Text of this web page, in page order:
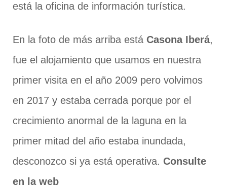
está la oficina de información turística.
En la foto de más arriba está Casona Iberá,
fue el alojamiento que usamos en nuestra
primer visita en el año 2009 pero volvimos
en 2017 y estaba cerrada porque por el
crecimiento anormal de la laguna en la
primer mitad del año estaba inundada,
desconozco si ya está operativa. Consulte
en la web